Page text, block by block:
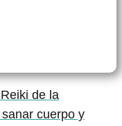
de la
cuerpo y